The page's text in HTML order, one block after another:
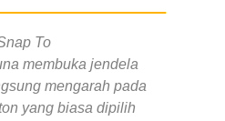
To
membuka jendela
mengarah pada
yang biasa dipilih